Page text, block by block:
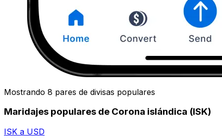
Mostrando 8 pares de divisas populares
Maridajes populares de Corona islándica (ISK)
ISK a USD